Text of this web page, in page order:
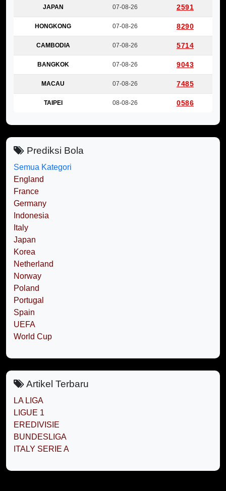
JAPAN 07-08-26 2591
HONGKONG 07-08-26 8290
CAMBODIA 07-08-26 5714
BANGKOK 07-08-26 9043
MACAU 07-08-26 7485
TAIPEI 08-08-26 0586
Prediksi Bola
Semua Kategori
England
France
Germany
Indonesia
Italy
Japan
Korea
Netherland
Norway
Poland
Portugal
Spain
UEFA
World Cup
Artikel Terbaru
LA LIGA
LIGUE 1
EREDIVISIE
BUNDESLIGA
ITALY SERIE A